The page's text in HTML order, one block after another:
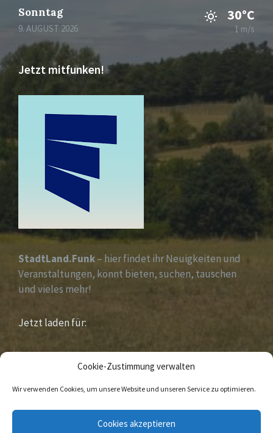
Cookie-Zustimmung verwalten
Wir verwenden Cookies, um unsere Website und unseren Service zu optimieren.
Cookies akzeptieren
Sonntag
9. AUGUST 2026
30°C
1 m/s
Jetzt mitfunken!
StadtLand.Funk– hier findet ihr Neuigkeiten und
Veranstaltungen, könnt bieten, suchen, tauschen
und vieles mehr!
Jetzt laden für:
iOS &Android